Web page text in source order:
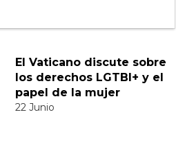
El Vaticano discute sobre
los derechos LGTBI+ y el
papel de la mujer
22 Junio